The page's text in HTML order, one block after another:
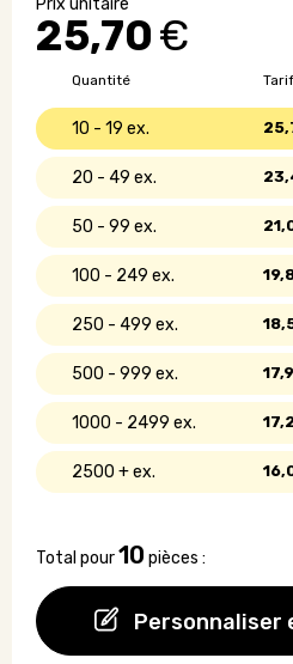
25,70€
Personnaliser
fil
en
Quantité
10 - 19
20 - 49
50 - 99
100 - 249
250 - 499
500 - 999
1000 - 2499
2500 +
Total pour10 pièces :